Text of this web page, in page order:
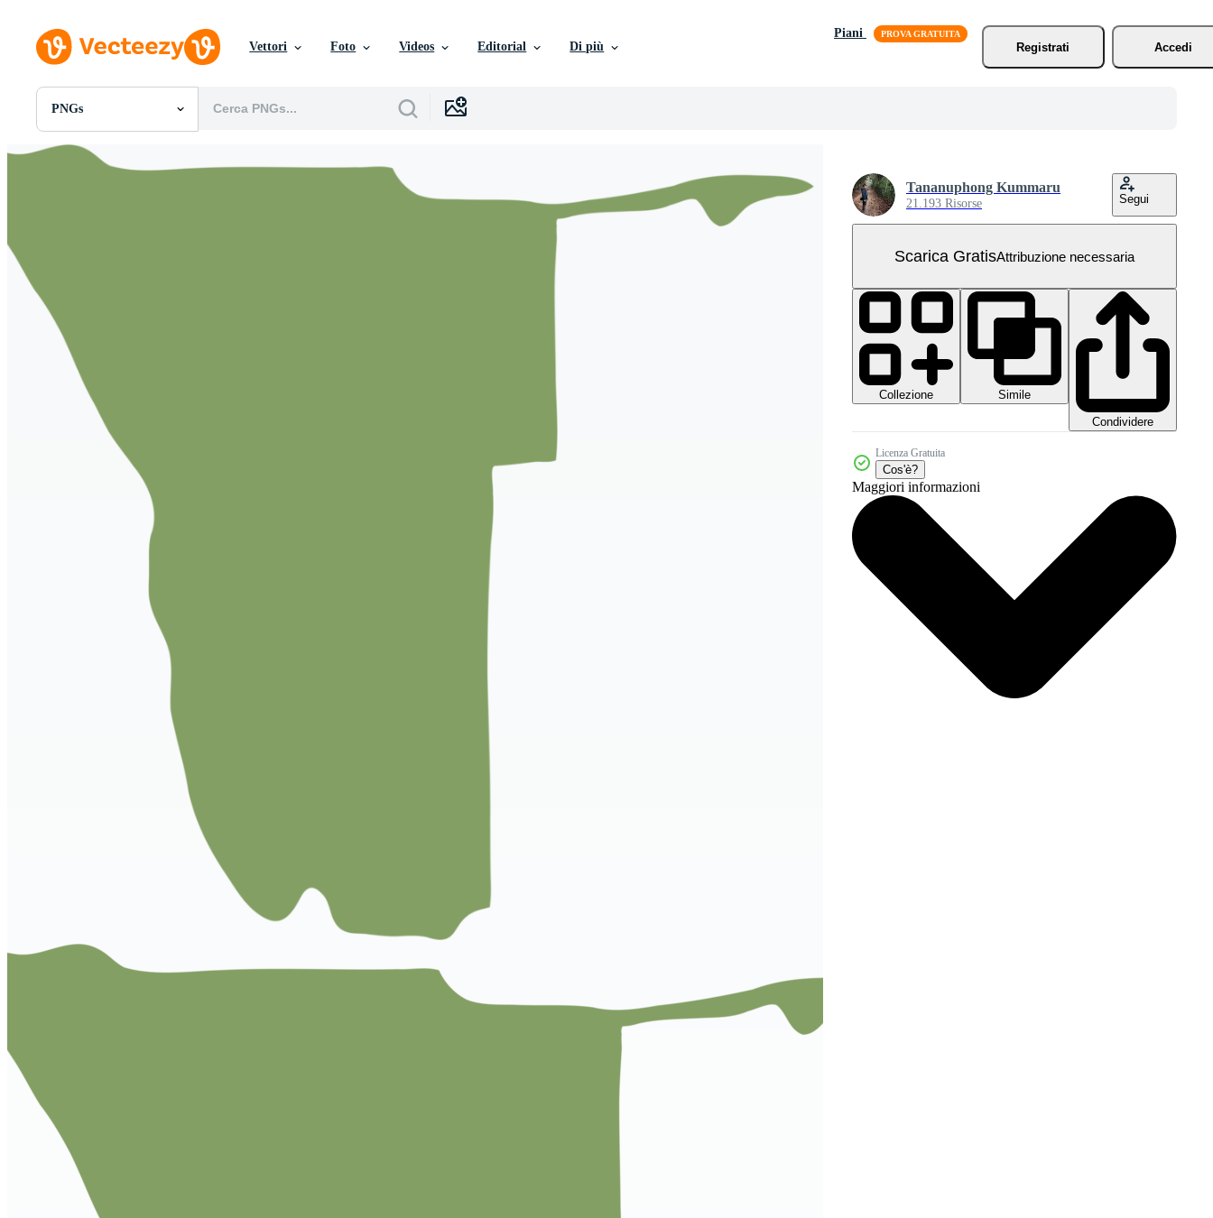
Vettori Foto Videos Editorial Di più
Piani
Registrati
Accedi
PNGs
Tutte Immagini
Foto
Tananuphong Kummaru
21.193 Risorse Segui
Scarica GratisAttribuzione necessaria
Collezione
Simile
Condividere
Licenza Gratuita
Cos'è?
Maggiori informazioni